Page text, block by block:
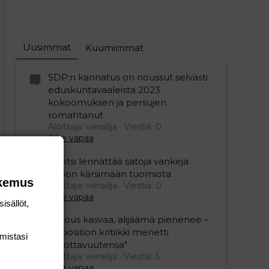
Uusimmat Kuumimmat
SDP:n kannatus on noussut selvästi
eduskuntavaaleista 2023
kokoomuksen ja persujen
romahtanut
Aloittaja: vierailija
Viestiä: 0
Aihe vapaa
Ruotsi lennättää satoja vankeja
Viroon kärsimään tuomiota
Aloittaja: vierailija
Viestiä: 0
Aihe vapaa
"Talous kasvaa, alijäämä pienenee –
opposition kritiikki menetti
uskottavuutensa"
Aloittaja: vierailija
Viestiä: 5